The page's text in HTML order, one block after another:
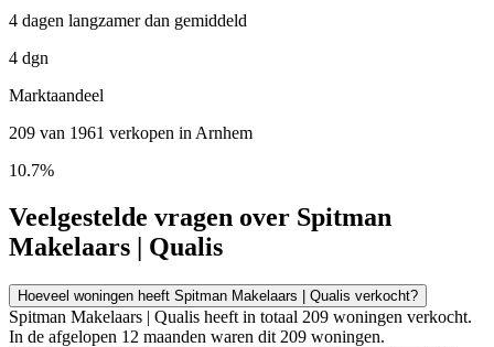
4 dagen langzamer dan gemiddeld
4 dgn
Marktaandeel
209 van 1961 verkopen in Arnhem
10.7%
Veelgestelde vragen over Spitman
Makelaars | Qualis
Hoeveel woningen heeft Spitman Makelaars | Qualis verkocht?
Spitman Makelaars | Qualis heeft in totaal 209 woningen verkocht.
In de afgelopen 12 maanden waren dit 209 woningen.